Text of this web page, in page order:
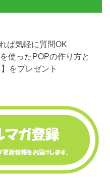
ば気軽に質問OK
使ったPOPの作り方と
をプレゼント